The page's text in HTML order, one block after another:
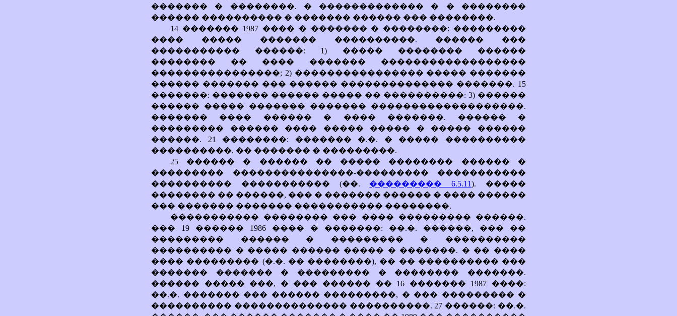
������� � ��������. � ������������� � � ��������
������ ���������� � ������� ������ ��� ��������.
14 ������� 1987 ���� � ������� � ��������: ���������
���� ����� ������� ����������. ������ ���
����������� ������: 1) ����� �������� ������
�������� �� ���� ������� ������������������
����������������; 2) ���������������� ����� �������
������ ������� ��� ������ �������������� �������. 15
�������: ������� ������ ����� �� ����������: 3) ������
������ ����� ������� ������� �������������������.
������� ���� ������ � ���� �������. ������ �
��������� ������ ���� ����� ����� � ����� ������
������. 21 ��������: ������� �.�. � ����� ����������
����������, �� ������� � ���������.
25 ������ � ������ �� ����� �������� ������ �
��������� ���������������-��������� �����������
���������� ����������� (��. ��������� 6.5.11). �����
�������� �� ������, ��� � ������� ������ � ���� ������
��� ������� ������� ����������� ��������.
����������� �������� ��� ���� ��������� ������.
��� 19 ������ 1986 ���� � �������: ��.�. ������, ��� ��
��������� ������ � ��������� � ����������
���������� � ����� ������ ����� � �������. � �� ����
���� ��������� (�.�. �� ��������), �� �� ���������� ���
������� ������� � ��������� � �������� �������.
������ ����� ���, � ��� ������ �� 16 ������� 1987 ����:
��.�. ������� ��� ������ ���������, � ��� ��������� �
���������� �������������� ����������. 27 ������: ��.�.